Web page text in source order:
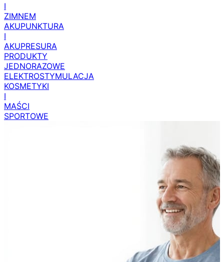
I
ZIMNEM
AKUPUNKTURA
I
AKUPRESURA
PRODUKTY
JEDNORAZOWE
ELEKTROSTYMULACJA
KOSMETYKI
I
MAŚCI
SPORTOWE